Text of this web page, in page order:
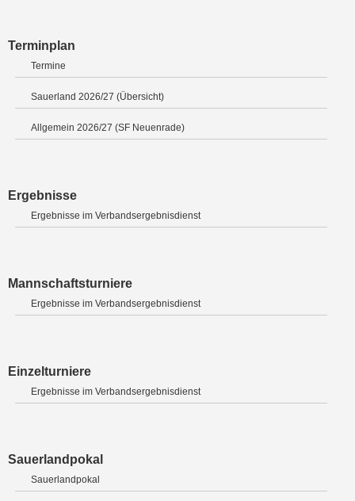
Terminplan
Termine
Sauerland 2026/27 (Übersicht)
Allgemein 2026/27 (SF Neuenrade)
Ergebnisse
Ergebnisse im Verbandsergebnisdienst
Mannschaftsturniere
Ergebnisse im Verbandsergebnisdienst
Einzelturniere
Ergebnisse im Verbandsergebnisdienst
Sauerlandpokal
Sauerlandpokal